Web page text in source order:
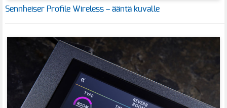
Sennheiser Profile Wireless – ääntä kuvalle